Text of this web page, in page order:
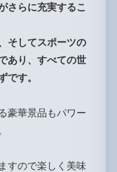
さらに充実するこ
そしてスポーツの
あり、すべての世
です。
豪華景品もパワー
すので楽しく美味